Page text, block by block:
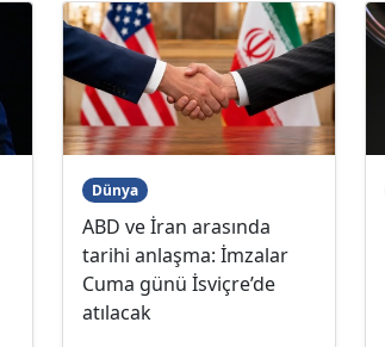
Dünya
ABD ve İran arasında
tarihi anlaşma: İmzalar
Cuma günü İsviçre’de
atılacak